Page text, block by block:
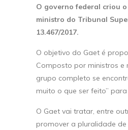
O governo federal criou
ministro do Tribunal
13.467/2017.
O objetivo do Gaet é
Composto por ministros e
grupo completo se
muito o que ser feito”
O Gaet vai tratar, entre
promover a pluralidade